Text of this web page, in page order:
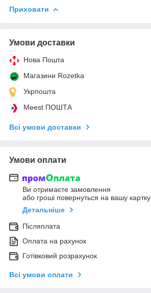
Приховати
Умови доставки
Нова Пошта
Магазини Rozetka
Укрпошта
Meest ПОШТА
Всі умови доставки
Умови оплати
Ви отримаєте замовлення
або гроші повернуться на вашу картку
Детальніше
Післяплата
Оплата на рахунок
Готівковий розрахунок
Всі умови оплати